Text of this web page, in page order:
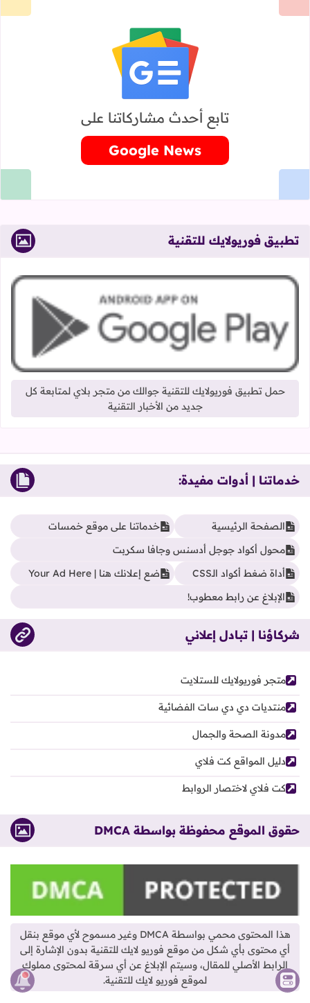
تابع أحدث مشاركاتنا على
Google News
تطبيق فوريولايك للتقنية
حمل تطبيق فوريولايك للتقنية جوالك من متجر بلاي لمتابعة كل
جديد من الأخبار التقنية
خدماتنا | أدوات مفيدة:
الصفحة الرئيسية
خدماتنا على موقع خمسات
محول أكواد جوجل أدسنس وجافا سكربت
أداة ضغط أكواد الـCSS
ضع إعلانك هنا | Your Ad Here
الإبلاغ عن رابط معطوب!
شركاؤنا | تبادل إعلاني
متجر فوريولايك للستلايت
منتديات دي دي سات الفضائية
مدونة الصحة والجمال
دليل المواقع كت فلاي
كت فلاي لاختصار الروابط
حقوق الموقع محفوظة بواسطة DMCA
هذا المحتوى محمي بواسطة DMCA وغير مسموح لأي موقع بنقل
أي محتوى بأي شكل من موقع فوريو لايك للتقنية بدون الإشارة إلى
الرابط الأصلي للمقال، وسيتم الإبلاغ عن أي سرقة لمحتوى مملوك
لموقع فوريو لايك للتقنية.